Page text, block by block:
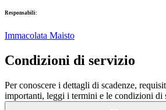
Responsabili:
Immacolata Maisto
Condizioni di servizio
Per conoscere i dettagli di scadenze,
importanti, leggi i termini e le condizioni di